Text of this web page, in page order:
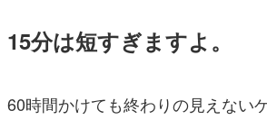
15分は短すぎますよ。
60時間かけても終わりの見えない